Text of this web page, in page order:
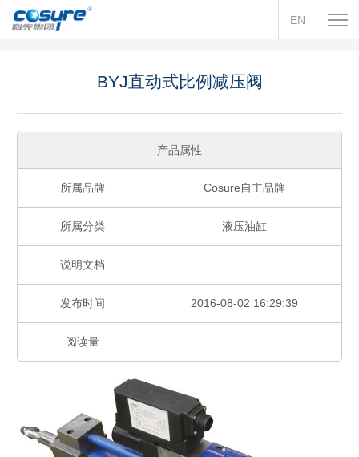
EN
BYJ直动式比例减压阀
产品属性
所属品牌 Cosure自主品牌
所属分类 液压油缸
说明文档
发布时间 2016-08-02 16:29:39
阅读量